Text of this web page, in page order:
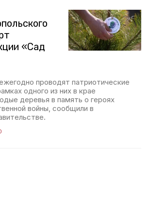
«Сад
проводят патриотические
одного из них в крае
деревья в память о героях
войны, сообщили в